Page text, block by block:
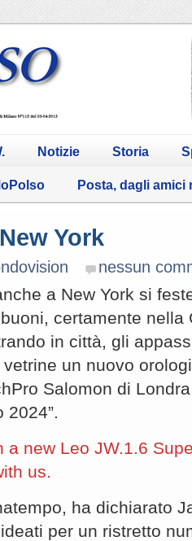
Notizie Storia
Posta, dagli amici
York
nessun
a New York si
certamente nella
in città, gli
un nuovo
Salomon di
2024”.
a new Leo JW.1.6
us.
ha dichiarato
per un ristretto